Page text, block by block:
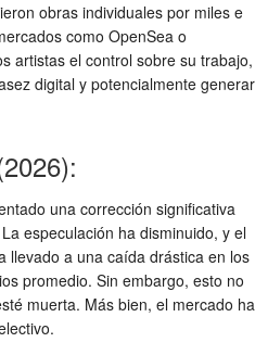
obras individuales por miles e
como OpenSea o
artistas el control sobre su trabajo,
digital y potencialmente generar
una corrección significativa
especulación ha disminuido, y el
llevado a una caída drástica en los
promedio. Sin embargo, esto no
muerta. Más bien, el mercado ha